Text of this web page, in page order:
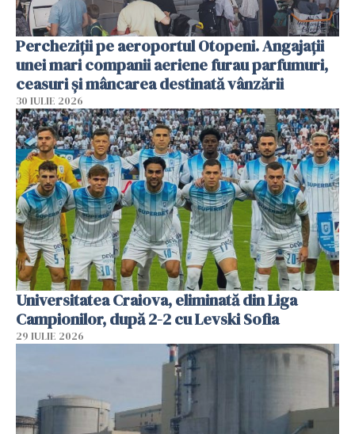
Percheziții pe aeroportul Otopeni. Angajații
unei mari companii aeriene furau parfumuri,
ceasuri și mâncarea destinată vânzării
30 IULIE 2026
Universitatea Craiova, eliminată din Liga
Campionilor, după 2-2 cu Levski Sofia
29 IULIE 2026